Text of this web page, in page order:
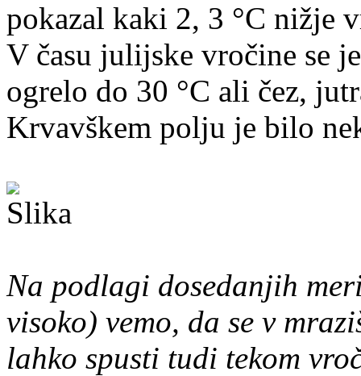
pokazal kaki 2, 3 °C nižje
V času julijske vročine se
ogrelo do 30 °C ali čez,
Krvavškem polju je bilo
Na podlagi dosedanjih
visoko) vemo, da se v
lahko spusti tudi tekom